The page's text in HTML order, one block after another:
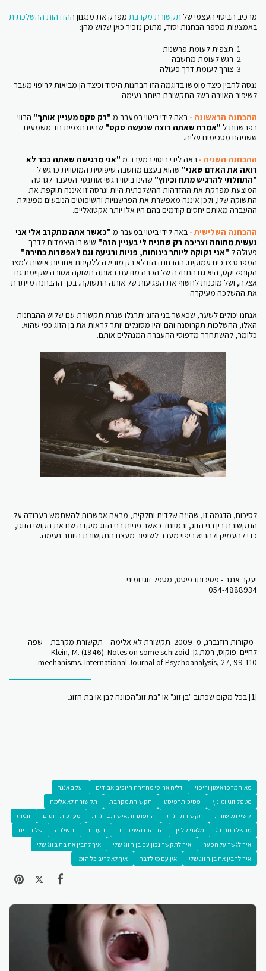
מרכיב הביטוי העצמי של תקשורת מקרבת מפרק את מנגנון ההזדהות ההשלכתית
באמצעות מספר הבחנות יסוד, מתוכן נזכיר כאן שלוש מהן:
תצפית לעומת פרשנות
רגש לעומת מחשבה
צורך לעומת דרך פעולה
ננסה להבין כיצד מומשו בדוגמה הזו הבחנות היסוד וכיצד הן מביאות לריפוי מעבר
לשיפור האוירה בשל התקשורת היותר נעימה.
ההבחנה הראשונה - באה לידי ביטוי במעבר מ "רק סקס מעניין אותך" הרווי
בפרשנות ל "אמרת שאתה רוצה שנעשה סקס" שהינו תצפית חד משמעית
ששניהם מסכימים עליה.
ההבחנה השניה - באה לידי ביטוי במעבר מ "אני מרגישה שאתה כבר לא
רואה את האדם שאני" שהוא בעצם מחשבה שיפוטית המוסווית כרגש ל
"התחלתי להרגיש מתח וכיווץ" שהינו ביטוי רגשי אותנטי. המעבר לגרסה
המוצעת מפרקת את ההזדהות ההשלכתית היות וגרסה זו איננה תוקפת את
התשוקה שלו, ולכן איננה מאפשרת את הפרשנויות והשיפוטים הנובעים מפעולת
ההעברה מאותם יחסים קודמים בהם היו אלו יותר אקטואליים.
ההבחנה השלישית - באה לידי ביטוי במעבר מ "כאשר אתה מתקרב אלי אני
נעשית מתוחה וצריכה רק שתניח לי בעניין הזה" שיש בו היצמדות לדרך
פעולה ל "אני זקוקה ליותר נינוחות, פניות ורגיעה וגם לאפשרות בחירה"
המפרט צרכים עמוקים. ההבחנה הזו לא רק מובילה ללקיחת אחריות אישית למצב
הקונפליקט, היא גם התחלה של הכרה מודעת באותה תשוקה אסורה שקיימת גם
אצלה, ושל מוכנות לחשוף את הפגיעות של אותה התשוקה. בכך ההבחנה מייתרת
את ההשלכה מעיקרה.
אנחנו יכולים לשער, שכאשר בני הזוג יתרגלו שגרת תקשורת עם שלוש ההבחנות
האלו, ההשלכות תקרוסנה והם יהיו מסוגלים יותר לראות את בן הזוג כפי שהוא.
כלומר, להשתחרר מדפוסי ההעברה המנהלים אותם.
לסיכום, הדגמה זו, שהינה שלדית וחלקית, מראה אפשרות להשתמש בעבודה על
התקשורת בין בני הזוג, ובמיוחד כאשר פניית בני הזוג מיקדה שם את הקושי הזוגי,
כדי להעמיק ולהביא ריפוי מעבר לשיפור מעצם התקשורת היותר נעימה.
יעקב אנגר - פסיכותרפיסט, מטפל זוגי ומיני
054-4888934
מקורות רוזנברג, מ. 2009. תקשורת לא אלימה – תקשורת מקרבת – שפה
לחיים. פוקוס, רמת גן. Klein, M. (1946). Notes on some schizoid
mechanisms. International Journal of Psychoanalysis, 27, 99-110.
[1] בכל מקום שכתוב "בן זוג" או "בת זוג"הכוונה לבן או בת הזוג.
מאור מרכז אימון וריפוי דליה ארוסי מחזירה חיוכים אבודים
יעקב אנגר
מטפל זוגי ומיני\
פסיכותרפיסט תקשורת מקרבת
תקשורת לא אלימה
קשיי תקשורת
תקשורת זוגית התפתחות אישית בזוגיות מערכות יחסים
זוגיות
מרשל רוזנברג
מלאני קליין הזדהות השלכתית העברה השלכה
שלום בית
איך לגשר על הפער
איך לתקשר נכון עם בן הזוג שלי
איך להבין את בת בזוג שלי
איך להבין את בן הזוג שלי
אין עם מי לדבר איך לא לריב כל הזמן